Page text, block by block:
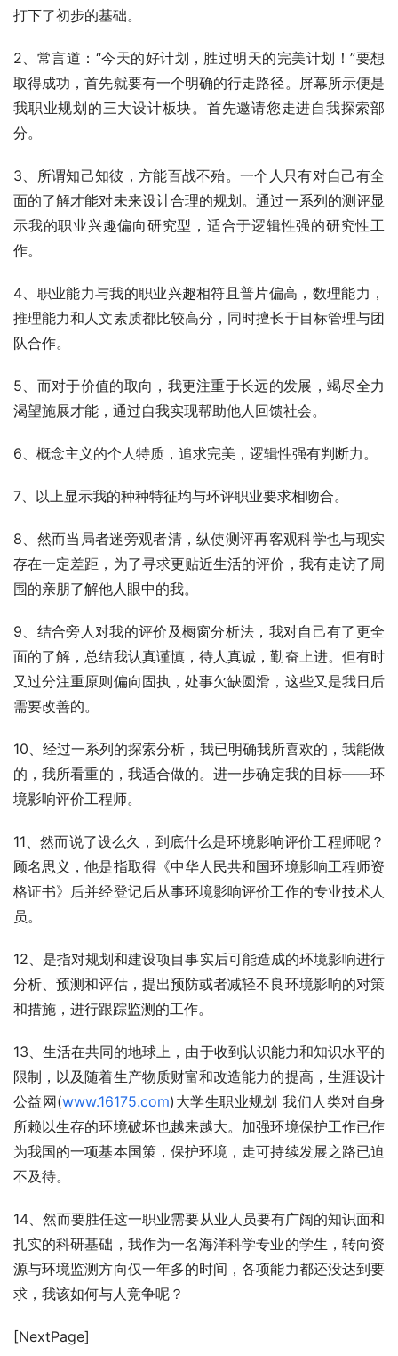
打下了初步的基础。
2、常言道：“今天的好计划，胜过明天的完美计划！”要想
取得成功，首先就要有一个明确的行走路径。屏幕所示便是
我职业规划的三大设计板块。首先邀请您走进自我探索部
分。
3、所谓知己知彼，方能百战不殆。一个人只有对自己有全
面的了解才能对未来设计合理的规划。通过一系列的测评显
示我的职业兴趣偏向研究型，适合于逻辑性强的研究性工
作。
4、职业能力与我的职业兴趣相符且普片偏高，数理能力，
推理能力和人文素质都比较高分，同时擅长于目标管理与团
队合作。
5、而对于价值的取向，我更注重于长远的发展，竭尽全力
渴望施展才能，通过自我实现帮助他人回馈社会。
6、概念主义的个人特质，追求完美，逻辑性强有判断力。
7、以上显示我的种种特征均与环评职业要求相吻合。
8、然而当局者迷旁观者清，纵使测评再客观科学也与现实
存在一定差距，为了寻求更贴近生活的评价，我有走访了周
围的亲朋了解他人眼中的我。
9、结合旁人对我的评价及橱窗分析法，我对自己有了更全
面的了解，总结我认真谨慎，待人真诚，勤奋上进。但有时
又过分注重原则偏向固执，处事欠缺圆滑，这些又是我日后
需要改善的。
10、经过一系列的探索分析，我已明确我所喜欢的，我能做
的，我所看重的，我适合做的。进一步确定我的目标——环
境影响评价工程师。
11、然而说了设么久，到底什么是环境影响评价工程师呢？
顾名思义，他是指取得《中华人民共和国环境影响工程师资
格证书》后并经登记后从事环境影响评价工作的专业技术人
员。
12、是指对规划和建设项目事实后可能造成的环境影响进行
分析、预测和评估，提出预防或者减轻不良环境影响的对策
和措施，进行跟踪监测的工作。
13、生活在共同的地球上，由于收到认识能力和知识水平的
限制，以及随着生产物质财富和改造能力的提高，生涯设计
公益网(www.16175.com)大学生职业规划 我们人类对自身
所赖以生存的环境破坏也越来越大。加强环境保护工作已作
为我国的一项基本国策，保护环境，走可持续发展之路已迫
不及待。
14、然而要胜任这一职业需要从业人员要有广阔的知识面和
扎实的科研基础，我作为一名海洋科学专业的学生，转向资
源与环境监测方向仅一年多的时间，各项能力都还没达到要
求，我该如何与人竞争呢？
[NextPage]